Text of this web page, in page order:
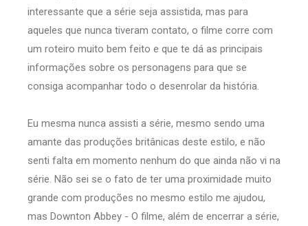
interessante que a série seja assistida, mas para
aqueles que nunca tiveram contato, o filme corre com
um roteiro muito bem feito e que te dá as principais
informações sobre os personagens para que se
consiga acompanhar todo o desenrolar da história.
Eu mesma nunca assisti a série, mesmo sendo uma
amante das produções britânicas deste estilo, e não
senti falta em momento nenhum do que ainda não vi na
série. Não sei se o fato de ter uma proximidade muito
grande com produções no mesmo estilo me ajudou,
mas Downton Abbey - O filme, além de encerrar a série,